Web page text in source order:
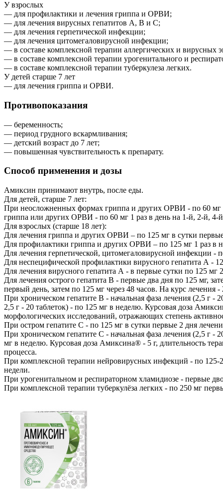
У взрослых
— для профилактики и лечения гриппа и ОРВИ;
— для лечения вирусных гепатитов А, В и С;
— для лечения герпетической инфекции;
— для лечения цитомегаловирусной инфекции;
— в составе комплексной терапии аллергических и вирусных
— в составе комплексной терапии урогенитального и
— в составе комплексной терапии туберкулеза легких.
У детей старше 7 лет
— для лечения гриппа и ОРВИ.
Противопоказания
— беременность;
— период грудного вскармливания;
— детский возраст до 7 лет;
— повышенная чувствительность к препарату.
Способ применения и дозы
Амиксин принимают внутрь, после еды.
Для детей, старше 7 лет:
При неосложненных формах гриппа и других ОРВИ - по 60 мг
гриппа или других ОРВИ - по 60 мг 1 раз в день на 1-й, 2-й, 4-й
Для взрослых (старше 18 лет):
Для лечения гриппа и других ОРВИ – по 125 мг в сутки
Для профилактики гриппа и других ОРВИ – по 125 мг 1 раз в
Для лечения герпетической, цитомегаловирусной инфекции -
Для неспецифической профилактики вирусного гепатита А -
Для лечения вирусного гепатита А - в первые сутки по 125 мг
Для лечения острого гепатита В - первые два дня по 125 мг,
первый день, затем по 125 мг через 48 часов. На курс лечения -
При хроническом гепатите В - начальная фаза лечения (2,5 г -
2,5 г - 20 таблеток) - по 125 мг в неделю. Курсовая доза
морфологических исследований, отражающих степень
При остром гепатите С - по 125 мг в сутки первые 2 дня
При хроническом гепатите С - начальная фаза лечения (2,5 г -
мг в неделю. Курсовая доза Амиксина® - 5 г, длительность
процесса.
При комплексной терапии нейровирусных инфекций - по 125-
недели.
При урогенитальном и респираторном хламидиозе - первые
При комплексной терапии туберкулёза легких - по 250 мг